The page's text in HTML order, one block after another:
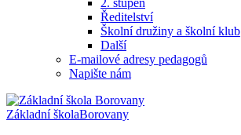
2. stupeň
Ředitelství
Školní družiny a školní klub
Další
E-mailové adresy pedagogů
Napište nám
Základní školaBorovany